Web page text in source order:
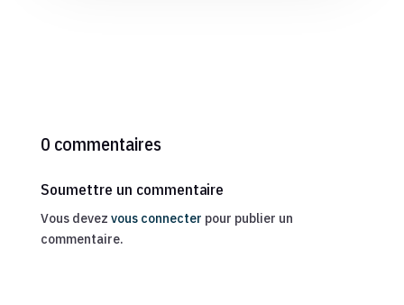
0 commentaires
Soumettre un commentaire
Vous devez vous connecter pour publier un
commentaire.